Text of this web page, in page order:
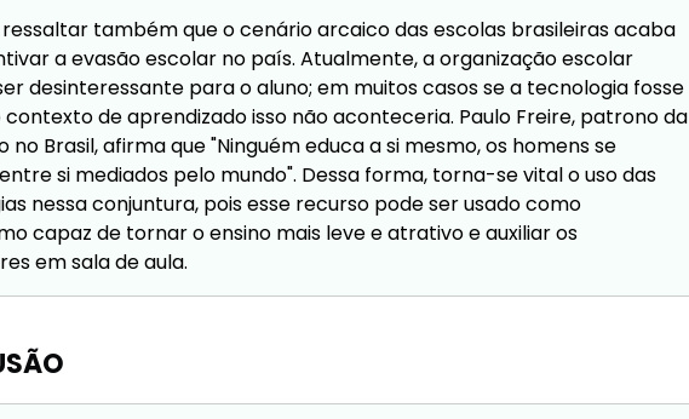
também que o cenário arcaico das escolas brasileiras acaba
a evasão escolar no país. Atualmente, a organização escolar
desinteressante para o aluno; em muitos casos se a tecnologia fosse
contexto de aprendizado isso não aconteceria. Paulo Freire, patrono da
no Brasil, afirma que "Ninguém educa a si mesmo, os homens se
si mediados pelo mundo". Dessa forma, torna-se vital o uso das
nessa conjuntura, pois esse recurso pode ser usado como
capaz de tornar o ensino mais leve e atrativo e auxiliar os
em sala de aula.